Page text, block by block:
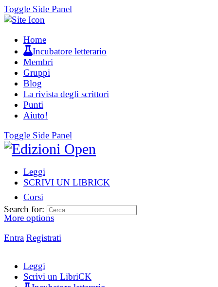
Toggle Side Panel
Home
Incubatore letterario
Membri
Gruppi
Blog
La rivista degli scrittori
Punti
Aiuto!
Toggle Side Panel
Leggi
SCRIVI UN LIBRICK
Corsi
More options
Entra Registrati
Search for:
Leggi
Scrivi un LibriCK